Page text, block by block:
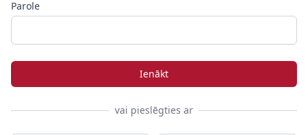
Parole
Ienākt
vai pieslēgties ar